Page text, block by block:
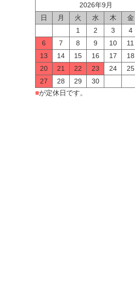
2026年9月
日
月 火 水 木 金
1
2 3 4
6
7 8 9 10 11
13
14 15 16 17 18
20
21 22 23 24 25
27
28 29
30
■が定休日です。